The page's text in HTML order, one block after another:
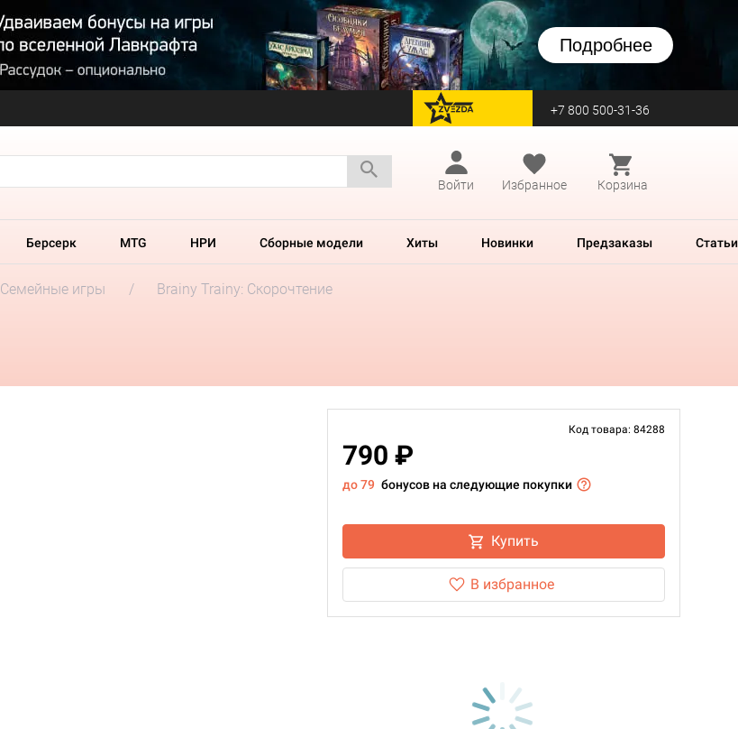
Подробнее
перейти на Zvezda +7 800 500-31-36
Войти
Избранное Корзина
Берсерк MTG НРИ Сборные модели Хиты Новинки Предзаказы Статьи
Семейные игры Brainy Trainy: Скорочтение
Код товара: 84288
790 ₽
до 79 бонусов на следующие покупки
Купить
В избранное